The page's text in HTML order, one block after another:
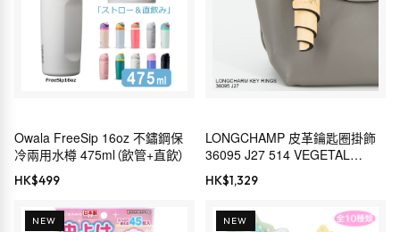
Owala FreeSip 16oz 不鏽鋼保
冷兩用水樽 475ml（飲管+直飲）
HK$499
LONGCHAMP 皮革鑰匙圈掛飾
36095 J27 514 VEGETAL
[2026AW]
HK$1,329
NEW NEW